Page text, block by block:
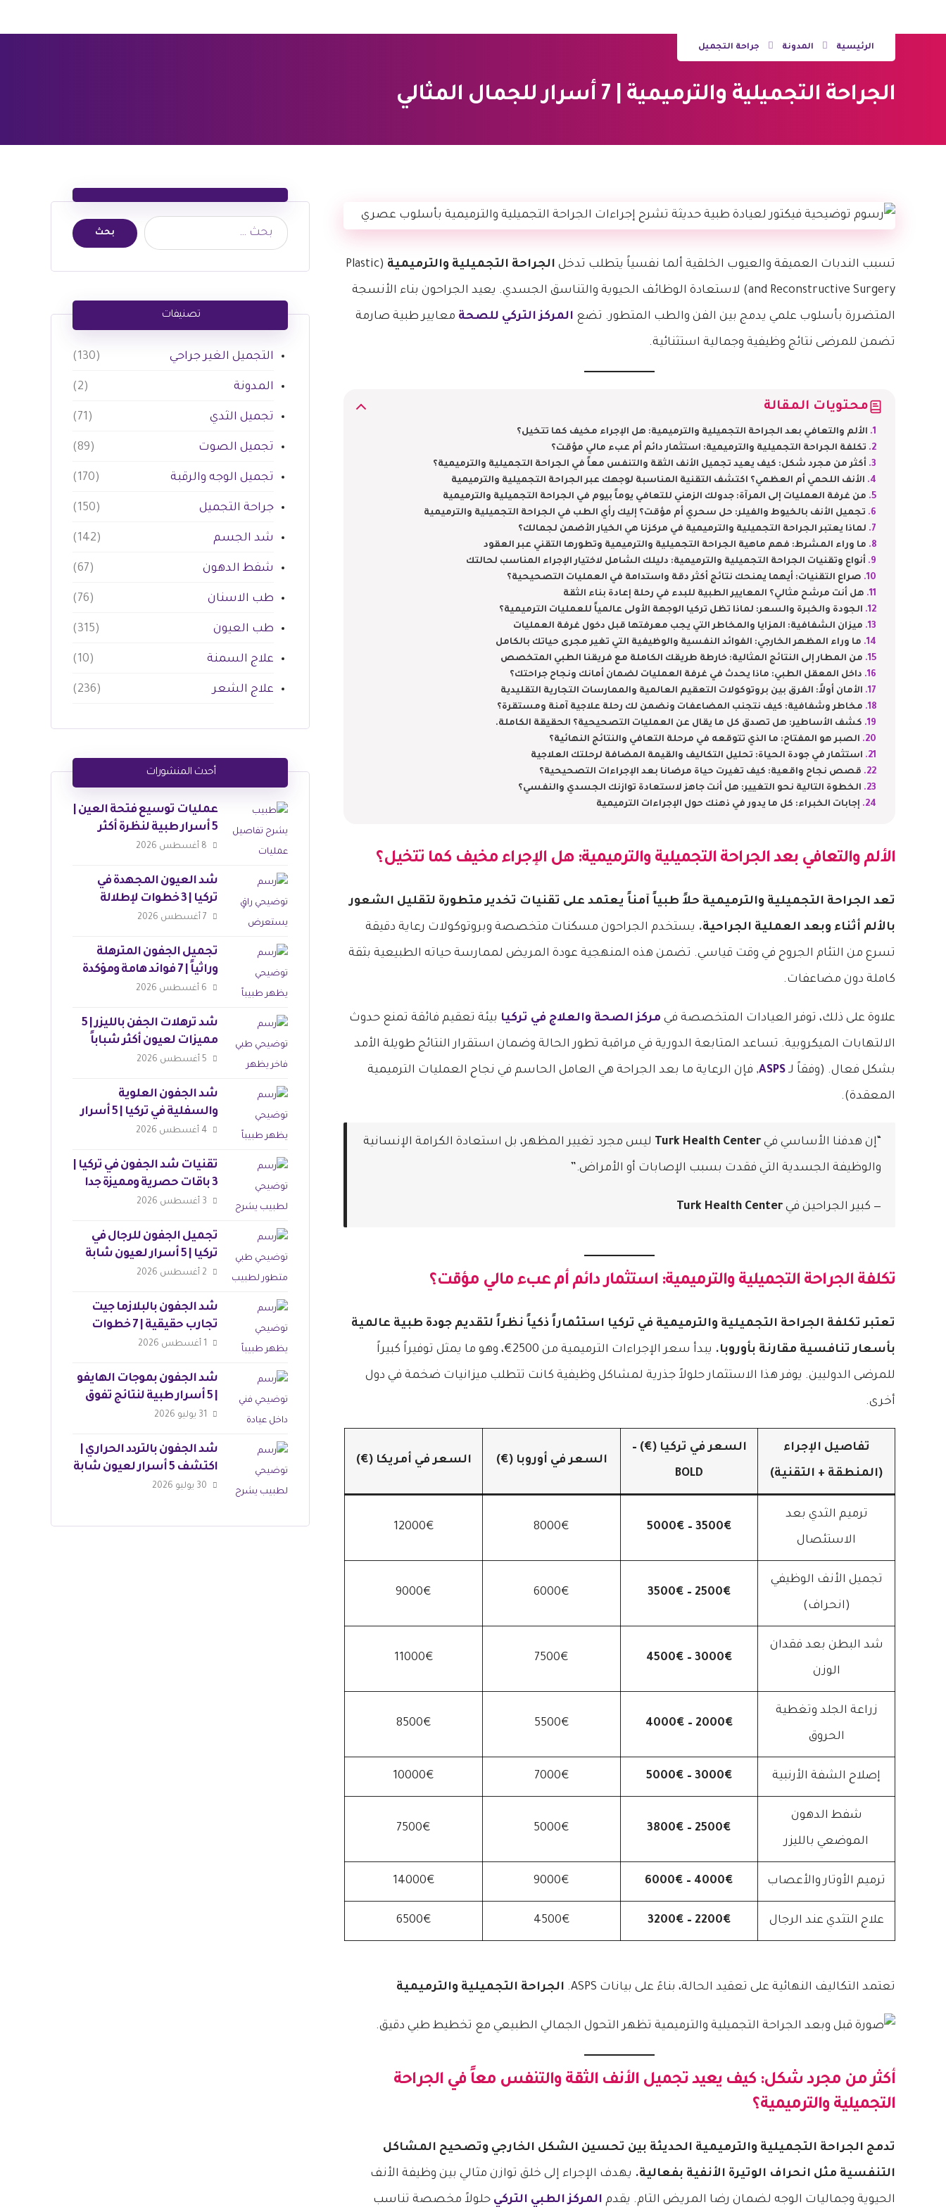
الرئيسية المدونة جراحة التجميل
الجراحة التجميلية والترميمية | 7 أسرار للجمال المثالي
تسبب الندبات العميقة والعيوب الخلقية ألما نفسياً يتطلب تدخل الجراحة التجميلية والترميمية (Plastic
and Reconstructive Surgery) لاستعادة الوظائف الحيوية والتناسق الجسدي. يعيد الجراحون بناء الأنسجة
المتضررة بأسلوب علمي يدمج بين الفن والطب المتطور. تضع المركز التركي للصحة معايير طبية صارمة
تضمن للمرضى نتائج وظيفية وجمالية استثنائية.
محتويات المقالة
الألم والتعافي بعد الجراحة التجميلية والترميمية: هل الإجراء مخيف كما تتخيل؟
تكلفة الجراحة التجميلية والترميمية: استثمار دائم أم عبء مالي مؤقت؟
أكثر من مجرد شكل: كيف يعيد تجميل الأنف الثقة والتنفس معاً في الجراحة التجميلية والترميمية؟
الأنف اللحمي أم العظمي؟ اكتشف التقنية المناسبة لوجهك عبر الجراحة التجميلية والترميمية
من غرفة العمليات إلى المرآة: جدولك الزمني للتعافي يوماً بيوم في الجراحة التجميلية والترميمية
تجميل الأنف بالخيوط والفيلر: حل سحري أم مؤقت؟ إليك رأي الطب في الجراحة التجميلية والترميمية
لماذا يعتبر الجراحة التجميلية والترميمية في مركزنا هي الخيار الأضمن لجمالك؟
ما وراء المشرط: فهم ماهية الجراحة التجميلية والترميمية وتطورها التقني عبر العقود
أنواع وتقنيات الجراحة التجميلية والترميمية: دليلك الشامل لاختيار الإجراء المناسب لحالتك
صراع التقنيات: أيهما يمنحك نتائج أكثر دقة واستدامة في العمليات التصحيحية؟
هل أنت مرشح مثالي؟ المعايير الطبية للبدء في رحلة إعادة بناء الثقة
الجودة والخبرة والسعر: لماذا تظل تركيا الوجهة الأولى عالمياً للعمليات الترميمية؟
ميزان الشفافية: المزايا والمخاطر التي يجب معرفتها قبل دخول غرفة العمليات
ما وراء المظهر الخارجي: الفوائد النفسية والوظيفية التي تغير مجرى حياتك بالكامل
من المطار إلى النتائج المثالية: خارطة طريقك الكاملة مع فريقنا الطبي المتخصص
داخل المعقل الطبي: ماذا يحدث في غرفة العمليات لضمان أمانك ونجاح جراحتك؟
الأمان أولاً: الفرق بين بروتوكولات التعقيم العالمية والممارسات التجارية التقليدية
مخاطر وشفافية: كيف نتجنب المضاعفات ونضمن لك رحلة علاجية آمنة ومستقرة؟
كشف الأساطير: هل تصدق كل ما يقال عن العمليات التصحيحية؟ الحقيقة الكاملة.
الصبر هو المفتاح: ما الذي تتوقعه في مرحلة التعافي والنتائج النهائية؟
استثمار في جودة الحياة: تحليل التكاليف والقيمة المضافة لرحلتك العلاجية
قصص نجاح واقعية: كيف تغيرت حياة مرضانا بعد الإجراءات التصحيحية؟
الخطوة التالية نحو التغيير: هل أنت جاهز لاستعادة توازنك الجسدي والنفسي؟
إجابات الخبراء: كل ما يدور في ذهنك حول الإجراءات الترميمية
الألم والتعافي بعد الجراحة التجميلية والترميمية: هل الإجراء مخيف كما تتخيل؟
تعد الجراحة التجميلية والترميمية حلاً طبياً آمناً يعتمد على تقنيات تخدير متطورة لتقليل الشعور
بالألم أثناء وبعد العملية الجراحية. يستخدم الجراحون مسكنات متخصصة وبروتوكولات رعاية دقيقة
تسرع من التئام الجروح في وقت قياسي. تضمن هذه المنهجية عودة المريض لممارسة حياته الطبيعية بثقة
كاملة دون مضاعفات.
علاوة على ذلك، توفر العيادات المتخصصة في مركز الصحة والعلاج في تركيا بيئة تعقيم فائقة تمنع حدوث
الالتهابات الميكروبية. تساعد المتابعة الدورية في مراقبة تطور الحالة وضمان استقرار النتائج طويلة الأمد
بشكل فعال. (وفقاً لـ ASPS, فإن الرعاية ما بعد الجراحة هي العامل الحاسم في نجاح العمليات الترميمية
المعقدة).
“إن هدفنا الأساسي فيTurk Health Center ليس مجرد تغيير المظهر، بل استعادة الكرامة الإنسانية
والوظيفة الجسدية التي فقدت بسبب الإصابات أو الأمراض.”
— كبير الجراحين فيTurk Health Center
تكلفة الجراحة التجميلية والترميمية: استثمار دائم أم عبء مالي مؤقت؟
تعتبر تكلفة الجراحة التجميلية والترميمية في تركيا استثماراً ذكياً نظراً لتقديم جودة طبية عالمية
بأسعار تنافسية مقارنة بأوروبا. يبدأ سعر الإجراءات الترميمية من 2500€، وهو ما يمثل توفيراً كبيراً
للمرضى الدوليين. يوفر هذا الاستثمار حلولاً جذرية لمشاكل وظيفية كانت تتطلب ميزانيات ضخمة في دول
أخرى.
تفاصيل الإجراء
(المنطقة + التقنية)
السعر في تركيا (€) –
BOLD
السعر في أوروبا (€) السعر في أمريكا (€)
ترميم الثدي بعد
الاستئصال
3500€ – 5000€
8000€
12000€
تجميل الأنف الوظيفي
(انحراف)
2500€ – 3500€
6000€
9000€
شد البطن بعد فقدان
الوزن
3000€ – 4500€
7500€
11000€
زراعة الجلد وتغطية
الحروق
2000€ – 4000€
5500€
8500€
إصلاح الشفة الأرنبية 3000€ – 5000€
7000€
10000€
شفط الدهون
الموضعي بالليزر
2500€ – 3800€
5000€
7500€
ترميم الأوتار والأعصاب 4000€ – 6000€
9000€
14000€
علاج التثدي عند الرجال 2200€ – 3200€
4500€
6500€
تعتمد التكاليف النهائية على تعقيد الحالة، بناءً على بيانات ASPS. الجراحة التجميلية والترميمية
أكثر من مجرد شكل: كيف يعيد تجميل الأنف الثقة والتنفس معاً في الجراحة
التجميلية والترميمية؟
تدمج الجراحة التجميلية والترميمية الحديثة بين تحسين الشكل الخارجي وتصحيح المشاكل
التنفسية مثل انحراف الوتيرة الأنفية بفعالية. يهدف الإجراء إلى خلق توازن مثالي بين وظيفة الأنف
الحيوية وجماليات الوجه لضمان رضا المريض التام. يقدم المركز الطبي التركي حلولاً مخصصة تناسب
تصنيفات
التجميل الغير جراحي (130)
المدونة (2)
تجميل الثدي (71)
تجميل الصوت (89)
تجميل الوجه والرقبة (170)
جراحة التجميل (150)
شد الجسم (142)
شفط الدهون (67)
طب الاسنان (76)
طب العيون (315)
علاج السمنة (10)
علاج الشعر (236)
أحدث المنشورات
عمليات توسيع فتحة العين |
5 أسرار طبية لنظرة أكثر
جاذبية
8 أغسطس 2026
شد العيون المجهدة في
تركيا | 3 خطوات لإطلالة
ساحرة
7 أغسطس 2026
تجميل الجفون المترهلة
وراثياً | 7 فوائد هامة ومؤكدة
6 أغسطس 2026
شد ترهلات الجفن بالليزر | 5
مميزات لعيون أكثر شباباً
5 أغسطس 2026
شد الجفون العلوية
والسفلية في تركيا | 5 أسرار
لنتائج مثالية
4 أغسطس 2026
تقنيات شد الجفون في تركيا |
3 باقات حصرية ومميزة جدا
3 أغسطس 2026
تجميل الجفون للرجال في
تركيا | 5 أسرار لعيون شابة
وجذابة
2 أغسطس 2026
شد الجفون بالبلازما جيت
تجارب حقيقية | 7 خطوات
للجمال
1 أغسطس 2026
شد الجفون بموجات الهايفو
| 5 أسرار طبية لنتائج تفوق
التوقعات
31 يوليو 2026
شد الجفون بالتردد الحراري |
اكتشف 5 أسرار لعيون شابة
30 يوليو 2026